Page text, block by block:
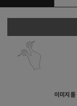
이미지를